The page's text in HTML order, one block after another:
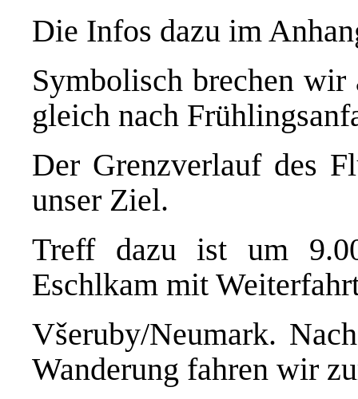
Die Infos dazu im
Symbolisch brechen
gleich nach
Der Grenzverlauf des
unser Ziel.
Treff dazu ist um
Eschlkam mit
Všeruby/Neumark.
Wanderung fahren wir